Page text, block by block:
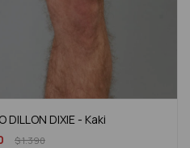
DILLON DIXIE - Kaki
$1.390